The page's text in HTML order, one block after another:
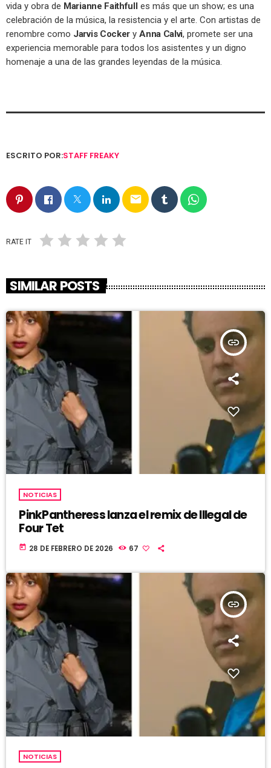
vida y obra de Marianne Faithfull es más que un show; es una
celebración de la música, la resistencia y el arte. Con artistas de
renombre como Jarvis Cocker yAnna Calvi, promete ser una
experiencia memorable para todos los asistentes y un digno
homenaje a una de las grandes leyendas de la música.
ESCRITO POR:STAFF FREAKY
email
RATE IT
SIMILAR POSTS
insert_link
NOTICIAS
PinkPantheress lanza el remix de Illegal de
Four Tet
today 28 DE FEBRERO DE 2026 67
insert_link
NOTICIAS